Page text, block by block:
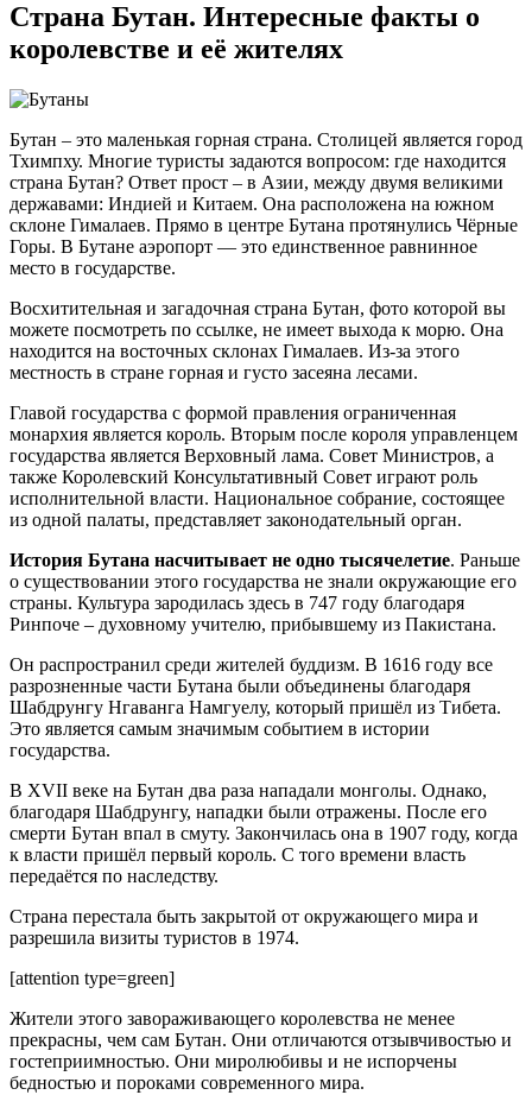
Страна Бутан. Интересные факты о
королевстве и её жителях
Бутан – это маленькая горная страна. Столицей является город
Тхимпху. Многие туристы задаются вопросом: где находится
страна Бутан? Ответ прост – в Азии, между двумя великими
державами: Индией и Китаем. Она расположена на южном
склоне Гималаев. Прямо в центре Бутана протянулись Чёрные
Горы. В Бутане аэропорт — это единственное равнинное
место в государстве.
Восхитительная и загадочная страна Бутан, фото которой вы
можете посмотреть по ссылке, не имеет выхода к морю. Она
находится на восточных склонах Гималаев. Из-за этого
местность в стране горная и густо засеяна лесами.
Главой государства с формой правления ограниченная
монархия является король. Вторым после короля управленцем
государства является Верховный лама. Совет Министров, а
также Королевский Консультативный Совет играют роль
исполнительной власти. Национальное собрание, состоящее
из одной палаты, представляет законодательный орган.
История Бутана насчитывает не одно тысячелетие. Раньше
о существовании этого государства не знали окружающие его
страны. Культура зародилась здесь в 747 году благодаря
Ринпоче – духовному учителю, прибывшему из Пакистана.
Он распространил среди жителей буддизм. В 1616 году все
разрозненные части Бутана были объединены благодаря
Шабдрунгу Нгаванга Намгуелу, который пришёл из Тибета.
Это является самым значимым событием в истории
государства.
В XVII веке на Бутан два раза нападали монголы. Однако,
благодаря Шабдрунгу, нападки были отражены. После его
смерти Бутан впал в смуту. Закончилась она в 1907 году, когда
к власти пришёл первый король. С того времени власть
передаётся по наследству.
Страна перестала быть закрытой от окружающего мира и
разрешила визиты туристов в 1974.
[attention type=green]
Жители этого завораживающего королевства не менее
прекрасны, чем сам Бутан. Они отличаются отзывчивостью и
гостеприимностью. Они миролюбивы и не испорчены
бедностью и пороками современного мира.